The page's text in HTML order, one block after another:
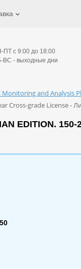
ПТ с 9:00 до 18:00
ВС - выходные дни
Monitoring and Analysis
Cross-grade License -
EDITION.